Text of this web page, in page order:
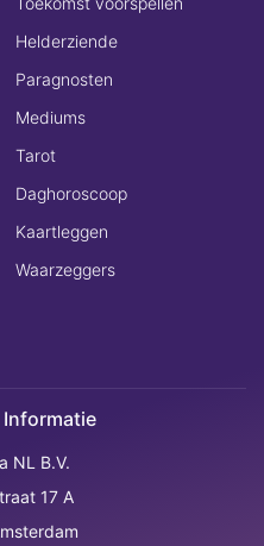
Helderziende
Paragnosten
Mediums
Tarot
Daghoroscoop
Kaartleggen
Waarzeggers
Informatie
NL B.V.
17 A